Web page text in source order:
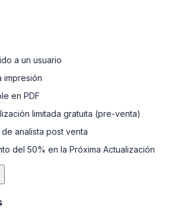
continuación.
a un usuario
impresión
en PDF
limitada gratuita (pre-venta)
analista post venta
del 50% en la Próxima Actualización